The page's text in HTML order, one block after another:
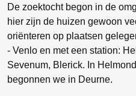
De zoektocht begon in de
hier zijn de huizen gewoon
oriënteren op plaatsen
- Venlo en met een station:
Sevenum, Blerick. In
begonnen we in Deurne.